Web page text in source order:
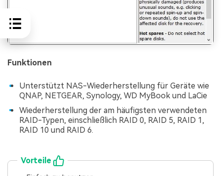
Funktionen
Unterstützt NAS-Wiederherstellung für Geräte wie
QNAP, NETGEAR, Synology, WD MyBook und LaCie
Wiederherstellung der am häufigsten verwendeten
RAID-Typen, einschließlich RAID 0, RAID 5, RAID 1,
RAID 10 und RAID 6.
Vorteile